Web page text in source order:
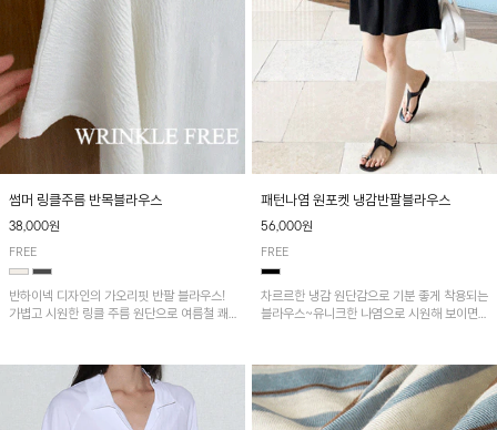
썸머 링클주름 반목블라우스
38,000원
FREE
반하이넥 디자인의 가오리핏 반팔 블라우스!
가볍고 시원한 링클 주름 원단으로 여름철 쾌
패턴나염 원포켓 냉감반팔블라우스
56,000원
FREE
차르르한 냉감 원단감으로 기분 좋게 착용되는
블라우스~유니크한 나염으로 시원해 보이면